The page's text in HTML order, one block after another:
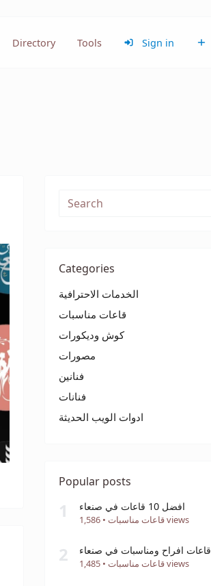
Directory Tools Sign in
Categories
الخدمات الاحترافية
قاعات مناسبات
كوش وديكورات
مصورات
فنانين
فنانات
ادوات الويب الحديثة
Popular posts
1 افضل 10 قاعات في صنعاء
قاعات مناسبات • 1,586 views
2 قاعات افراح ومناسبات في صنعاء
قاعات مناسبات • 1,485 views